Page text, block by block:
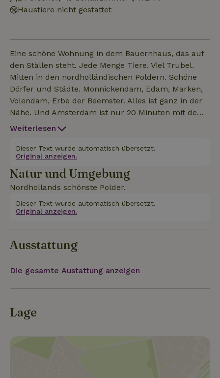
Haustiere nicht gestattet
Eine schöne Wohnung in dem Bauernhaus, das auf
den Ställen steht. Jede Menge Tiere. Viel Trubel.
Mitten in den nordholländischen Poldern. Schöne
Dörfer und Städte. Monnickendam, Edam, Marken,
Volendam, Erbe der Beemster. Alles ist ganz in der
Nähe. Und Amsterdam ist nur 20 Minuten mit dem
Auto entfernt. Ein hervorragender Ausgangspunkt.
Weiterlesen
Dieser Text wurde automatisch übersetzt.
Original anzeigen.
Natur und Umgebung
Nordhollands schönste Polder.
Dieser Text wurde automatisch übersetzt.
Original anzeigen.
Ausstattung
Die gesamte Austattung anzeigen
Lage